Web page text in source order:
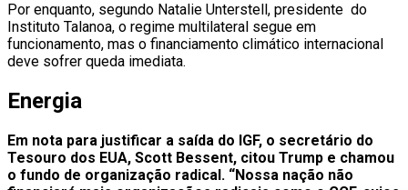
Por enquanto, segundo Natalie Unterstell, presidente do
Instituto Talanoa, o regime multilateral segue em
funcionamento, mas o financiamento climático internacional
deve sofrer queda imediata.
Energia
Em nota para justificar a saída do IGF, o secretário do
Tesouro dos EUA, Scott Bessent, citou Trump e chamou
o fundo de organização radical. “Nossa nação não